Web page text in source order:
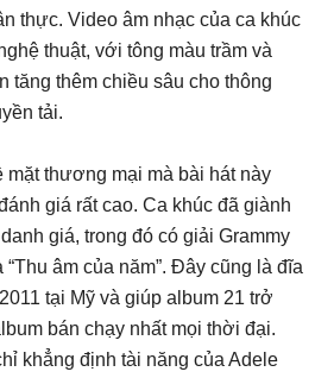
thực. Video âm nhạc của ca khúc
thuật, với tông màu trầm và
tăng thêm chiều sâu cho thông
tải.
mặt thương mại mà bài hát này
giá rất cao. Ca khúc đã giành
giá, trong đó có giải Grammy
“Thu âm của năm”. Đây cũng là đĩa
tại Mỹ và giúp album 21 trở
bán chạy nhất mọi thời đại.
khẳng định tài năng của Adele